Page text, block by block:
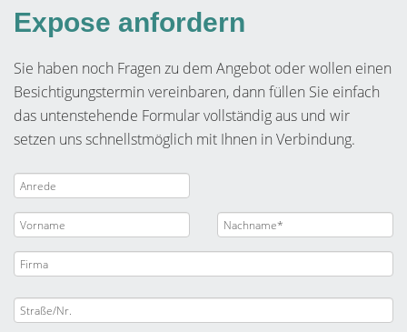
Expose anfordern
Sie haben noch Fragen zu dem Angebot oder wollen einen
Besichtigungstermin vereinbaren, dann füllen Sie einfach
das untenstehende Formular vollständig aus und wir
setzen uns schnellstmöglich mit Ihnen in Verbindung.